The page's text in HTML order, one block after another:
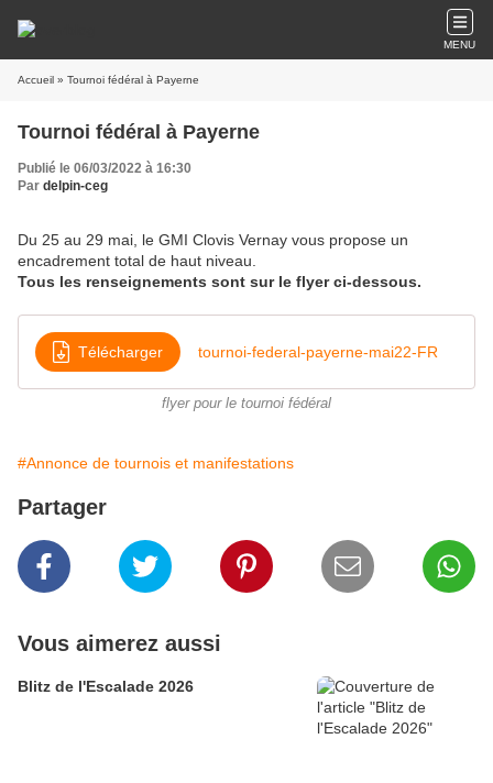
MENU
Accueil » Tournoi fédéral à Payerne
Tournoi fédéral à Payerne
Publié le 06/03/2022 à 16:30
Par delpin-ceg
Du 25 au 29 mai, le GMI Clovis Vernay vous propose un
encadrement total de haut niveau.
Tous les renseignements sont sur le flyer ci-dessous.
Télécharger tournoi-federal-payerne-mai22-FR
flyer pour le tournoi fédéral
#Annonce de tournois et manifestations
Partager
Vous aimerez aussi
Blitz de l'Escalade 2026